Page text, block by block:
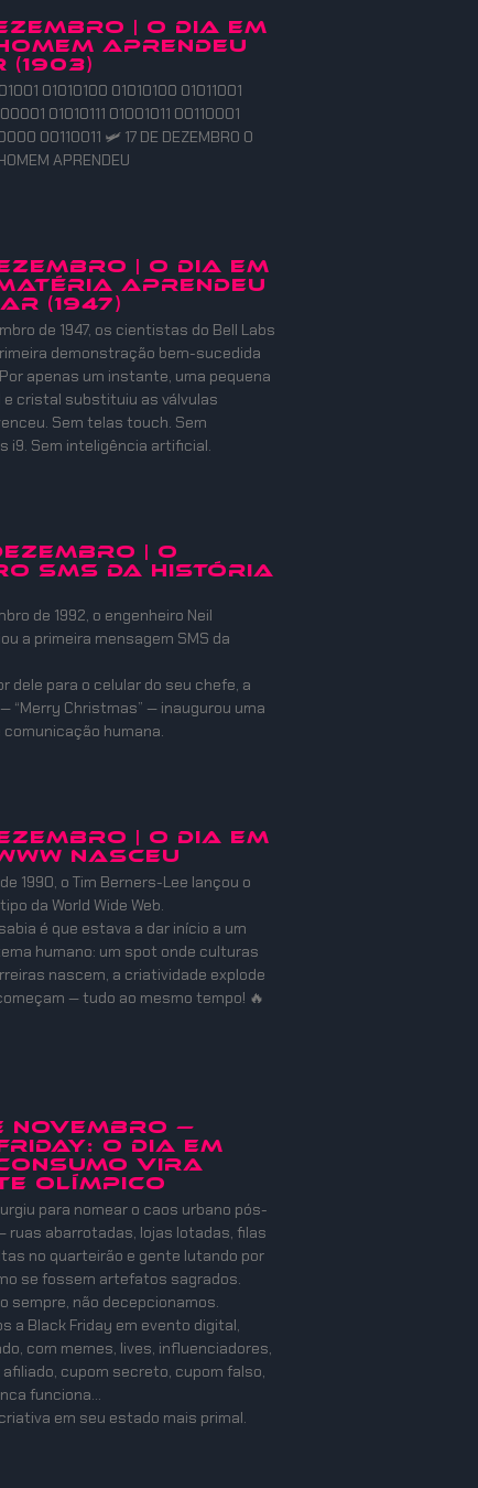
| O DIA EM
APRENDEU
(1903)
01010100 01010100 01011001
01010111 01001011 00110001
00110011 🛩️ 17 DE DEZEMBRO O
APRENDEU
| O DIA EM
APRENDEU
(1947)
de 1947, os cientistas do Bell Labs
demonstração bem-sucedida
apenas um instante, uma pequena
e cristal substituiu as válvulas
Sem telas touch. Sem
i9. Sem inteligência artificial.
| O
SMS DA HISTÓRIA
de 1992, o engenheiro Neil
a primeira mensagem SMS da
dele para o celular do seu chefe, a
“Merry Christmas” — inaugurou uma
comunicação humana.
| O DIA EM
NASCEU
1990, o Tim Berners-Lee lançou o
da World Wide Web.
é que estava a dar início a um
humano: um spot onde culturas
nascem, a criatividade explode
— tudo ao mesmo tempo! 🔥
Novembro —
O Dia em
Vira
Olímpico
para nomear o caos urbano pós-
ruas abarrotadas, lojas lotadas, filas
no quarteirão e gente lutando por
se fossem artefatos sagrados.
sempre, não decepcionamos.
a Black Friday em evento digital,
com memes, lives, influenciadores,
cupom secreto, cupom falso,
funciona…
em seu estado mais primal.